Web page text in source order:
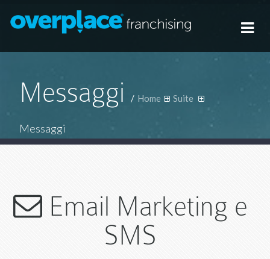
Messaggi / Home Suite
Messaggi
Email Marketing e
SMS